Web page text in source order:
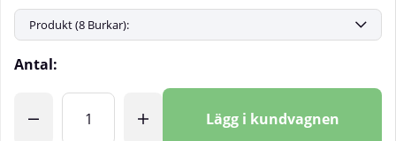
Antal:
Lägg i kundvagnen